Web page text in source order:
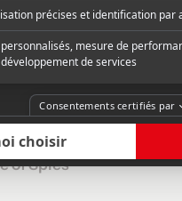
of Spies